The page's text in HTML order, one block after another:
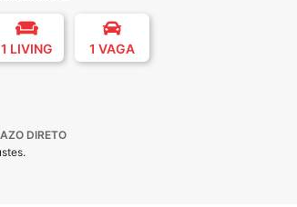
1 LIVING 1 VAGA
DIRETO